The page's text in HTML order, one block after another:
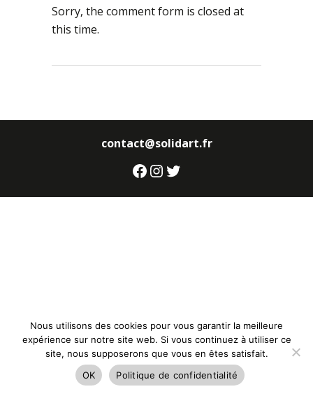
Sorry, the comment form is closed at
this time.
contact@solidart.fr
Facebook
Instagram
Twitter
Nous utilisons des cookies pour vous garantir la meilleure
expérience sur notre site web. Si vous continuez à utiliser ce
site, nous supposerons que vous en êtes satisfait.
OK
Politique de confidentialité